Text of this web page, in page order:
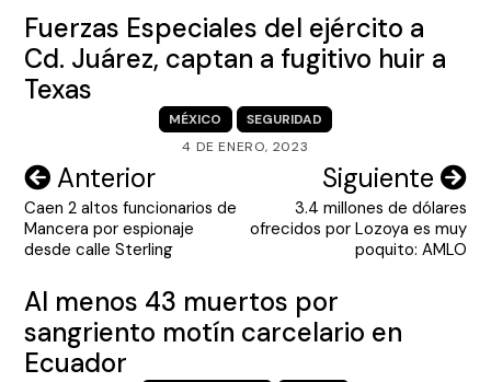
Fuerzas Especiales del ejército a
Cd. Juárez, captan a fugitivo huir a
Texas
MÉXICO
SEGURIDAD
4 DE ENERO, 2023
Navegación
de
entradas
Anterior
Caen 2 altos funcionarios de
Mancera por espionaje
desde calle Sterling
Siguiente
3.4 millones de dólares
ofrecidos por Lozoya es muy
poquito: AMLO
Al menos 43 muertos por
sangriento motín carcelario en
Ecuador